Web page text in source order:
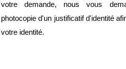
votre demande, nous vous
photocopie d'un justificatif d'identité
votre identité.